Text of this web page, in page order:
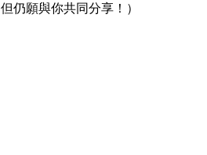
仍願與你共同分享！）